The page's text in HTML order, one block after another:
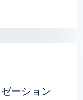
ーション